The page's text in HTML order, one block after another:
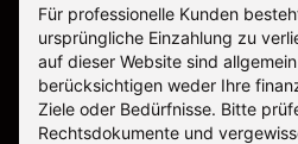
Für professionelle Kunden
ursprüngliche Einzahlung zu
auf dieser Website sind
berücksichtigen weder Ihre
Ziele oder Bedürfnisse. Bitte
Rechtsdokumente und